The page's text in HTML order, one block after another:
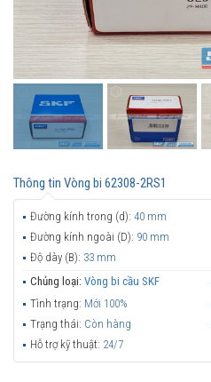
Thông tin Vòng bi 62308-2RS1
Đường kính trong (d): 40 mm
Đường kính ngoài (D): 90 mm
Độ dày (B): 33 mm
Chủng loại: Vòng bi cầu SKF
Tình trạng: Mới 100%
Trạng thái: Còn hàng
Hỗ trợ kỹ thuật: 24/7